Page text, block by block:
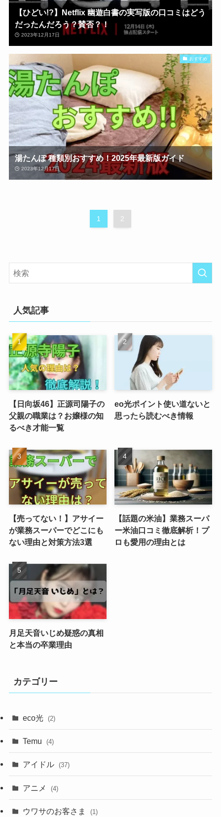
【ひどい!?】Netflix 幽遊白書の実写版の口コミはどう
だったんだろう？賛否？！
2023年12月17日
おすすめ
湯たんぽ 種類別おすすめ！2025年最新版ガイド
2023年12月17日
1 2
人気記事
【日向坂46】正源司陽子の
父親の職業は？お嬢様の知
るべき才能一覧
eo光ポイント使い道ないと
思ったら読むべき情報
【売ってない！】アサイー
が業務スーパーでどこにも
ない理由と対策方法3選
【話題の米油】業務スーパ
ー米油口コミ徹底解析！プ
ロも愛用の理由とは
月足天音いじめ疑惑の真相
と本当の卒業理由
カテゴリー
eco光 (2)
Temu (4)
アイドル (37)
アニメ (4)
ウワサのお客さま (1)